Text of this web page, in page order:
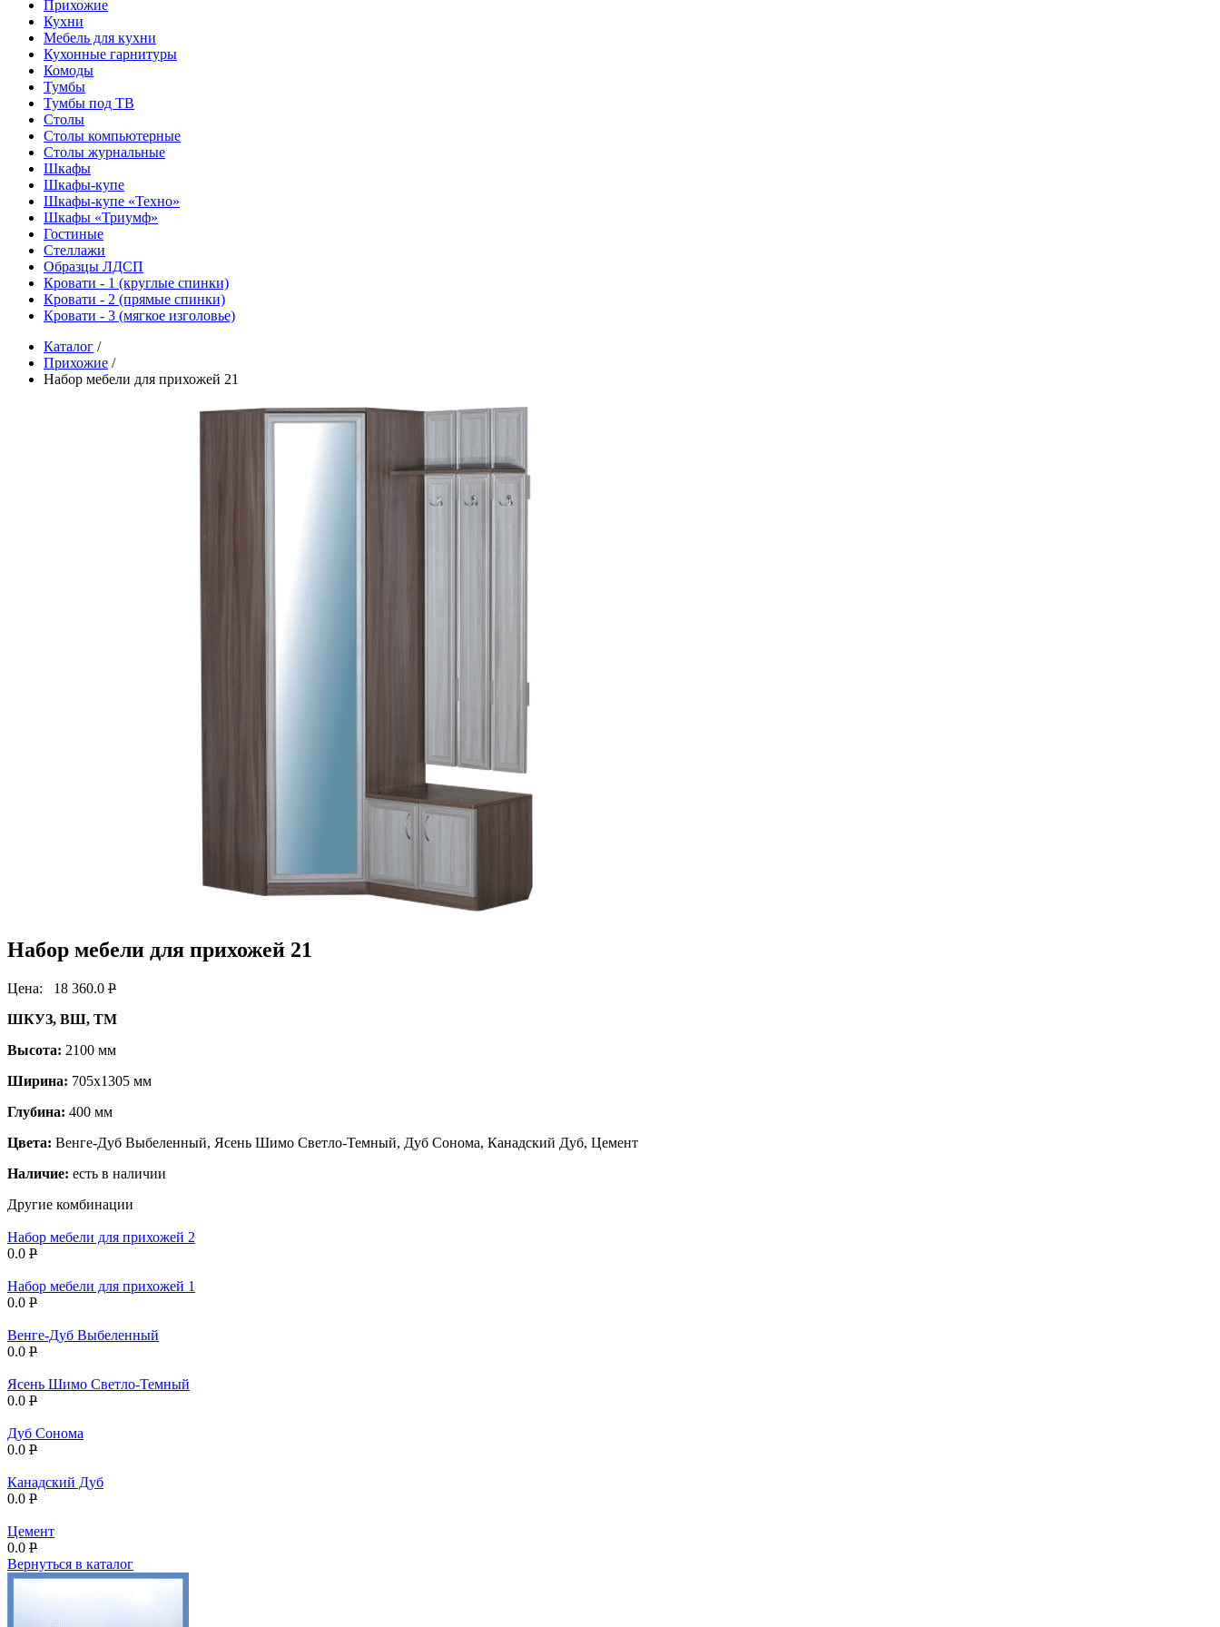
Прихожие
Кухни
Мебель для кухни
Кухонные гарнитуры
Комоды
Тумбы
Тумбы под ТВ
Столы
Столы компьютерные
Столы журнальные
Шкафы
Шкафы-купе
Шкафы-купе «Техно»
Шкафы «Триумф»
Гостиные
Стеллажи
Образцы ЛДСП
Кровати - 1 (круглые спинки)
Кровати - 2 (прямые спинки)
Кровати - 3 (мягкое изголовье)
Каталог /
Прихожие /
Набор мебели для прихожей 21
Набор мебели для прихожей 21
Цена: 18 360.0 P
ШКУЗ, ВШ, ТМ
Высота: 2100 мм
Ширина: 705х1305 мм
Глубина: 400 мм
Цвета: Венге-Дуб Выбеленный, Ясень Шимо Светло-Темный, Дуб Сонома, Канадский Дуб, Цемент
Наличие: есть в наличии
Другие комбинации
Набор мебели для прихожей 2
0.0 P
Набор мебели для прихожей 1
0.0 P
Венге-Дуб Выбеленный
0.0 P
Ясень Шимо Светло-Темный
0.0 P
Дуб Сонома
0.0 P
Канадский Дуб
0.0 P
Цемент
0.0 P
Вернуться в каталог